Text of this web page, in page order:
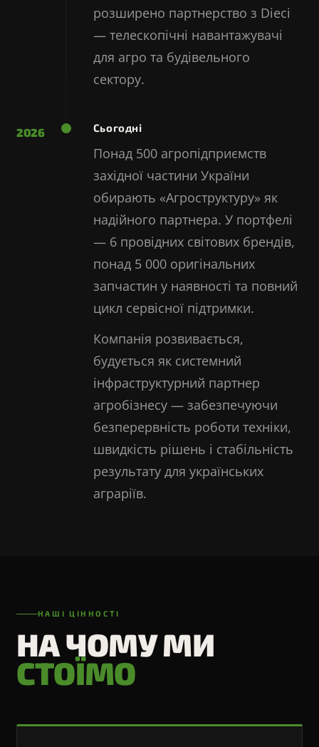
розширено партнерство з Dieci
— телескопічні навантажувачі
для агро та будівельного
сектору.
2026 Сьогодні
Понад 500 агропідприємств
західної частини України
обирають «Агроструктуру» як
надійного партнера. У портфелі
— 6 провідних світових брендів,
понад 5 000 оригінальних
запчастин у наявності та повний
цикл сервісної підтримки.
Компанія розвивається,
будується як системний
інфраструктурний партнер
агробізнесу — забезпечуючи
безперервність роботи техніки,
швидкість рішень і стабільність
результату для українських
аграріїв.
НАШІ ЦІННОСТІ
НА ЧОМУ МИ
СТОЇМО